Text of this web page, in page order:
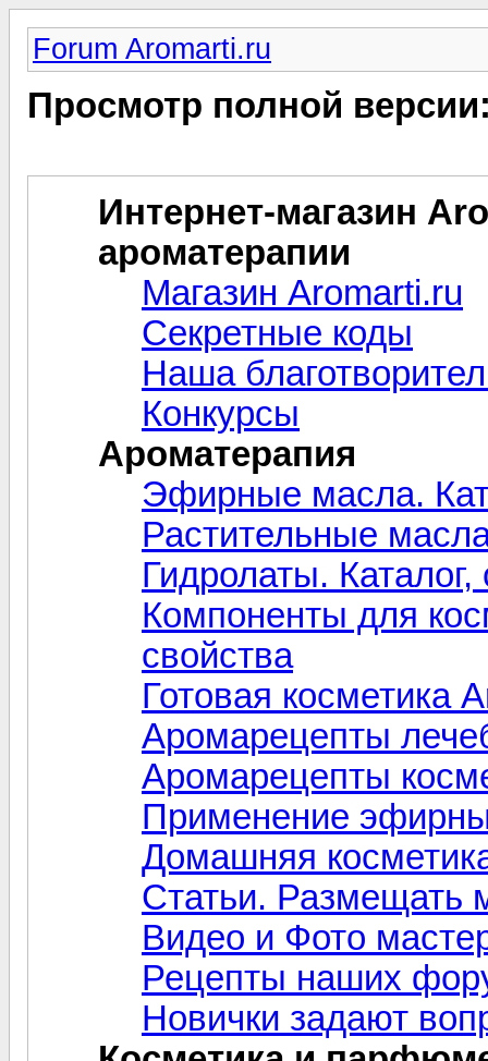
Forum Aromarti.ru
Просмотр полной
Интернет-магазин
ароматерапии
Магазин Aromarti.ru
Секретные коды
Наша
Конкурсы
Ароматерапия
Эфирные масла.
Растительные
Гидролаты.
Компоненты для
свойства
Готовая косметика
Аромарецепты
Аромарецепты
Применение
Домашняя
Статьи.
Видео и Фото
Рецепты наших
Новички задают